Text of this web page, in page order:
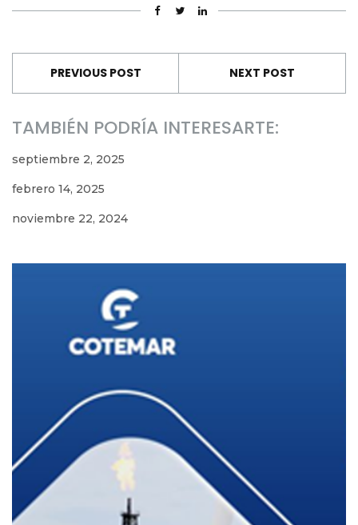
PREVIOUS POST NEXT POST
TAMBIÉN PODRÍA INTERESARTE:
septiembre 2, 2025
febrero 14, 2025
noviembre 22, 2024